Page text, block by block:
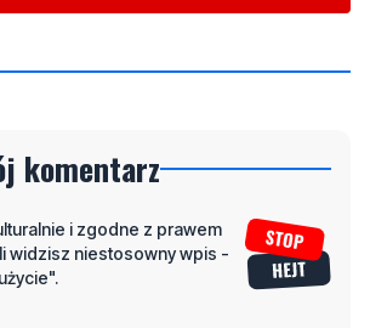
komentarz
i zgodne z prawem
widzisz niestosowny wpis -